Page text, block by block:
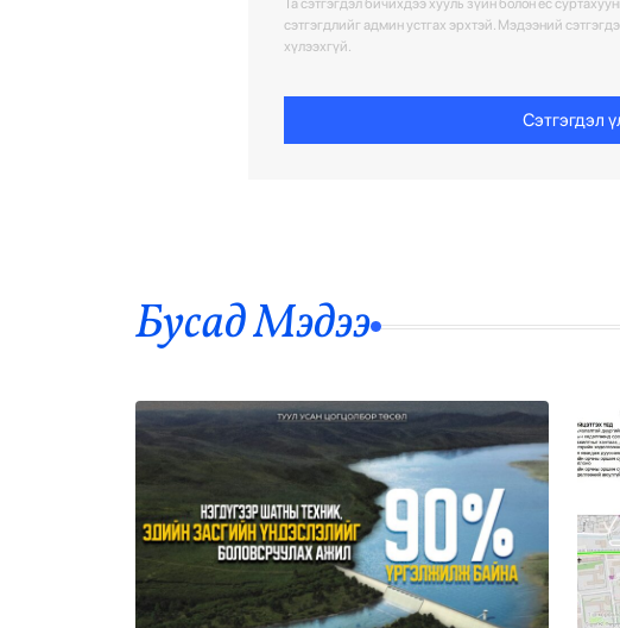
сэтгэгдлийг админ устгах эрхтэй. Мэдээний
хүлээхгүй.
Сэтгэгдэл
Бусад Mэдээ